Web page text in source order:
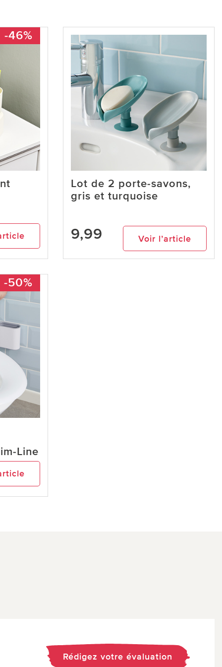
-46%
Lot de 2 porte-savons,
gris et turquoise
9,99 Voir l’article
-50%
Line
Rédigez votre évaluation